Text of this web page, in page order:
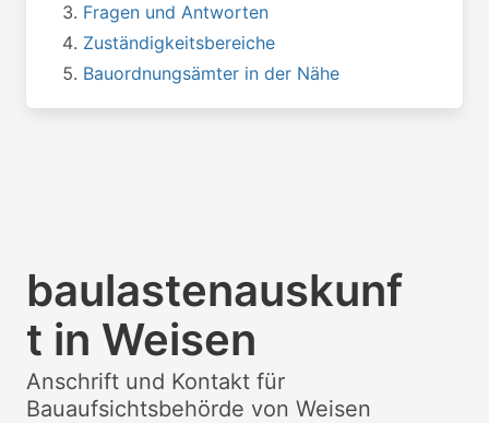
Fragen und Antworten
Zuständigkeitsbereiche
Bauordnungsämter in der Nähe
baulastenauskunf
t in Weisen
Anschrift und Kontakt für
Bauaufsichtsbehörde von Weisen